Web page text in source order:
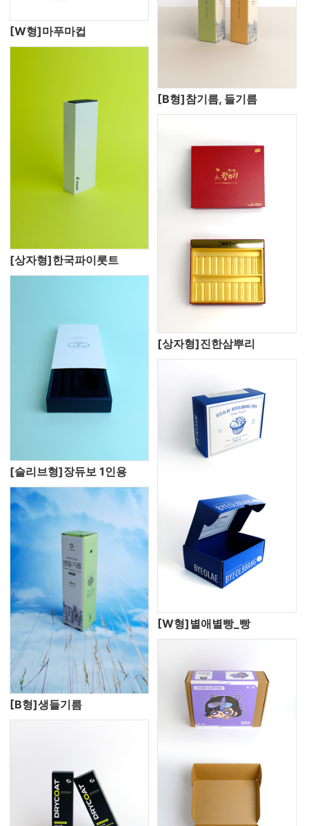
[W형]마푸마컵
[상자형]한국파이롯트
[B형]참기름, 들기름
[슬리브형]장듀보 1인용
[상자형]진한삼뿌리
[B형]생들기름
[W형]별애별빵_빵